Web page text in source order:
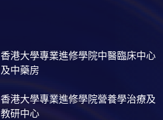
香港大學專業進修學院中醫臨床中心
及中藥房
香港大學專業進修學院營養學治療及
教研中心